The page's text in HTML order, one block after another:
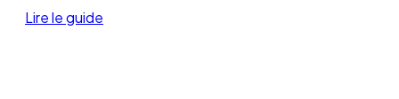
Lire le guide